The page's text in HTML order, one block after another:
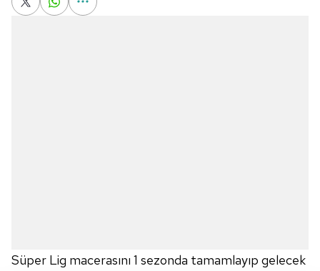
Süper Lig macerasını 1 sezonda tamamlayıp gelecek